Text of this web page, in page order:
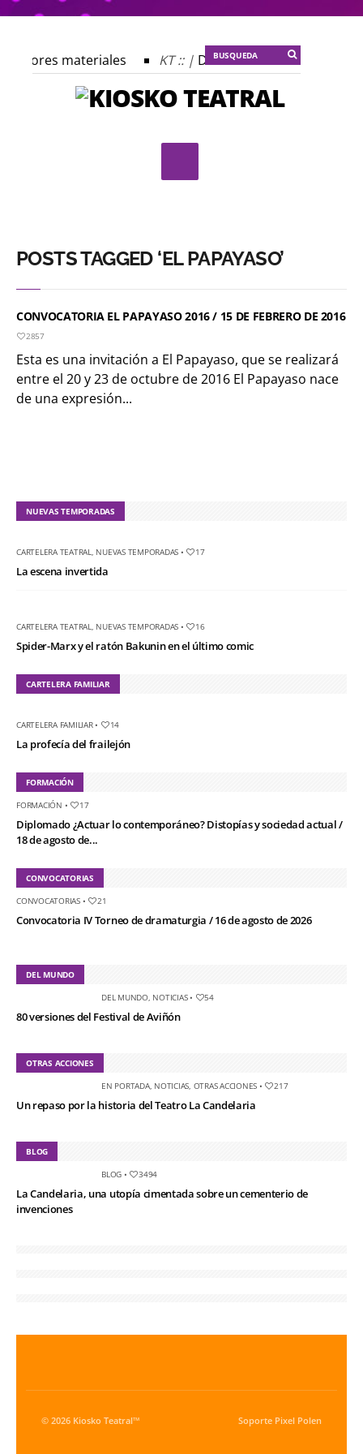
autores materiales KT :: | Dulce tentación
del frailejón
¿Actuar lo contemporáneo? Distopías y sociedad
POSTS TAGGED ‘EL PAPAYASO’
CONVOCATORIA EL PAPAYASO 2016 / 15 DE FEBRERO DE 2016
2857
Esta es una invitación a El Papayaso, que se realizará
entre el 20 y 23 de octubre de 2016 El Papayaso nace
de una expresión...
NUEVAS TEMPORADAS
CARTELERA TEATRAL, NUEVAS TEMPORADAS • 17
La escena invertida
CARTELERA TEATRAL, NUEVAS TEMPORADAS • 16
Spider-Marx y el ratón Bakunin en el último comic
CARTELERA FAMILIAR
CARTELERA FAMILIAR• 14
La profecía del frailejón
FORMACIÓN
FORMACIÓN • 17
Diplomado ¿Actuar lo contemporáneo? Distopías y sociedad actual /
18 de agosto de...
CONVOCATORIAS
CONVOCATORIAS• 21
Convocatoria IV Torneo de dramaturgia / 16 de agosto de 2026
DEL MUNDO
DEL MUNDO, NOTICIAS• 54
80 versiones del Festival de Aviñón
OTRAS ACCIONES
EN PORTADA, NOTICIAS, OTRAS ACCIONES • 217
Un repaso por la historia del Teatro La Candelaria
BLOG
BLOG • 3494
La Candelaria, una utopía cimentada sobre un cementerio de
invenciones
© 2026 Kiosko Teatral™ Soporte Pixel Polen